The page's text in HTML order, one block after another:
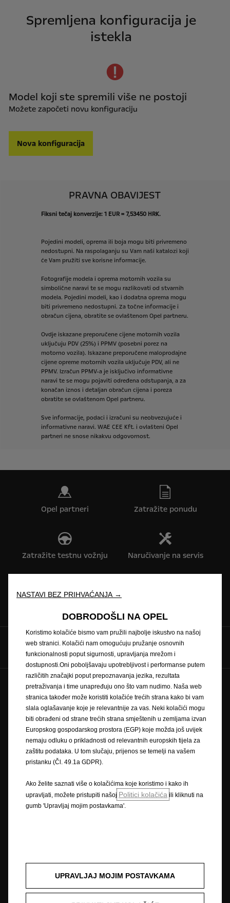
Spremljena konfiguracija je
istekla
Model koji ste spremili više ne postoji
Možete započeti novu konfiguraciju
Nova konfiguracija
PRAVNA OBAVIJEST
Fiksni tečaj konverzije: 1 EUR = 7,53450 HRK.
Pojedini modeli, oprema ili boja mogu biti privremeno
nedostupni. Na raspolaganju su Vam naši katalozi koji
će Vam pružiti sve korisne informacije.
Fotografije modela i oprema motornih vozila su
simbolične naravi te se mogu razlikovati od stvarnih
modela. Pojedini modeli, kao i dodatna oprema mogu
biti privremeno nedostupni. Za točne informacije i
obračun cijena, obratite se ovlaštenom Opel partneru.
Ovdje iskazane preporučene cijene motornih vozila
uključuju PDV (25%) i PPMV (posebni porez na
motorno vozila). Iskazane preporučene maloprodajne
cijene opreme motornih vozila uključuje PDV, ali ne
PPMV. Izračun PPMV-a je isključivo informativne
naravi te se mogu pojaviti određena odstupanja, a za
konačan iznos i detaljan obračun cijena i poreza
obratite se ovlaštenom Opel partneru.
Sve informacije, podaci i izračuni su neobvezujuće i
informativne naravi. WAE CEE Kft. i ovlašteni Opel
partneri ne snose nikakvu odgovornost.
Opel partneri Zatražite ponudu
Zatražite testnu vožnju Naručivanje na servis
Pratite nas na
Pravilnik o zaštiti privatnosti
Politika kolačića
Zaštitni znak i autorska prava
Novi podaci o potrošnji goriva
Pravna obavijest
Recikliranje
Homologacija vozila
Opel u svijetu
Izjave o sukladnosti
Kontakt
Tehničke informacije
Postavke kolačića
Slika može prikazivati dodatnu opremu.
Cijene su informativne. Preporučena maloprodajna cijena vozila uključuje
opremu koja nije uključena u standardnu isporuku. Sadržani podaci bili
NASTAVI BEZ PRIHVAĆANJA →
DOBRODOŠLI NA OPEL
Koristimo kolačiće bismo vam pružili najbolje iskustvo na našoj
web stranici. Kolačići nam omogućuju pružanje osnovnih
funkcionalnosti poput sigurnosti, upravljanja mrežom i
dostupnosti.Oni poboljšavaju upotrebljivost i performanse putem
različitih značajki poput prepoznavanja jezika, rezultata
pretraživanja i time unapređuju ono što vam nudimo. Naša web
stranica također može koristiti kolačiće trećih strana kako bi vam
slala oglašavanje koje je relevantnije za vas. Neki kolačići mogu
biti obrađeni od strane trećih strana smještenih u zemljama izvan
Europskog gospodarskog prostora (EGP) koje možda još uvijek
nemaju odluku o prikladnosti od relevantnih europskih tijela za
zaštitu podataka. U tom slučaju, prijenos se temelji na vašem
pristanku (Čl. 49.1a GDPR).
Ako želite saznati više o kolačićima koje koristimo i kako ih
upravljati, možete pristupiti našoj Politici kolačića ili kliknuti na
gumb 'Upravljaj mojim postavkama'.
UPRAVLJAJ MOJIM POSTAVKAMA